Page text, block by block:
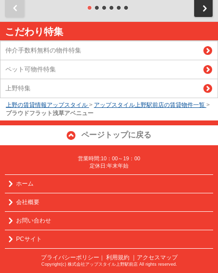
こだわり特集
仲介手数料無料の物件特集
ペット可物件特集
上野特集
上野の賃貸情報アップスタイル > アップスタイル上野駅前店の賃貸物件一覧 >
プラウドフラット浅草アベニュー
ページトップに戻る
営業時間:10：00～19：00
定休日:年末年始
ホーム
会社概要
お問い合わせ
PCサイト
プライバシーポリシー 利用規約 ｜アクセスマップ
Copyright(c) 株式会社アップスタイル上野駅前店 All rights reserved.